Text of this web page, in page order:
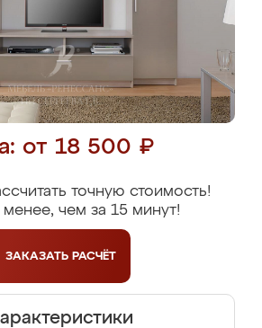
от 18 500 ₽
точную стоимость!
чем за 15 минут!
ЗАКАЗАТЬ РАСЧЁТ